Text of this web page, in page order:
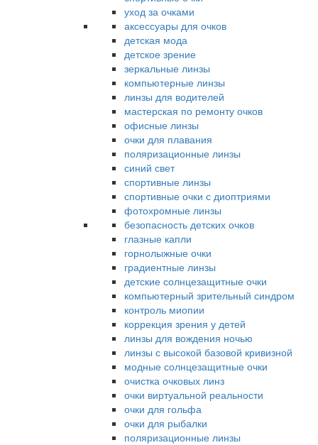
уход за очками
аксессуары для очков
детская мода
детское зрение
зеркальные линзы
компьютерные линзы
линзы для водителей
мастерская по ремонту очков
офисные линзы
очки для плавания
поляризационные линзы
синий свет
спортивные линзы
спортивные очки с диоптриями
фотохромные линзы
безопасность детских очков
глазные капли
горнолыжные очки
градиентные линзы
детские солнцезащитные очки
компьютерный зрительный синдром
контроль миопии
коррекция зрения у детей
линзы для вождения ночью
линзы с высокой базовой кривизной
модные солнцезащитные очки
очистка очковых линз
очки виртуальной реальности
очки для гольфа
очки для рыбалки
поляризационные линзы